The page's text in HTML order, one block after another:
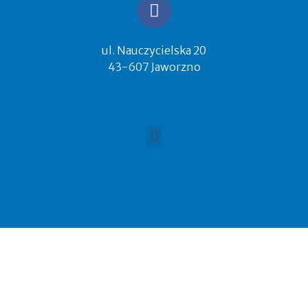
ul. Nauczycielska 20
43-607 Jaworzno